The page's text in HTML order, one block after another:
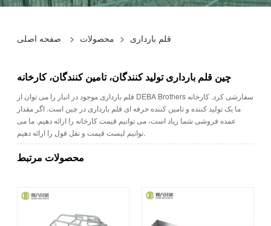
صفحه اصلی > محصولات > قلم بارداری
چین قلم بارداری تولید کنندگان، تامین کنندگان، کارخانه
قلم بارداری موجود در انبار را می توان از DEBA Brothers سفارشی کرد. کارخانه
ما یک تولید کننده و تامین کننده حرفه ای قلم بارداری در چین است. اگر مقدار
عمده فروشی شما زیاد است، می توانیم قیمت کارخانه را ارائه دهیم. ما می
توانیم لیست قیمت و نقل قول را ارائه دهیم.
محصولات مرتبط